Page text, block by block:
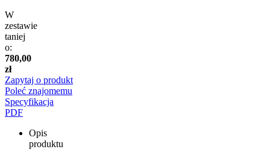
W
zestawie
taniej
o:
780,00
zł
Zapytaj o produkt
Poleć znajomemu
Specyfikacja
PDF
Opis
produktu